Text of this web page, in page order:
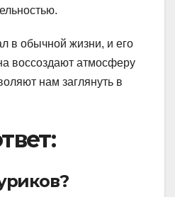
в обычной жизни, и его
воссоздают атмосферу
нам заглянуть в